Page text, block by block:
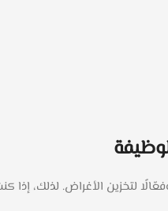
لتخزين الأغراض. لذلك،